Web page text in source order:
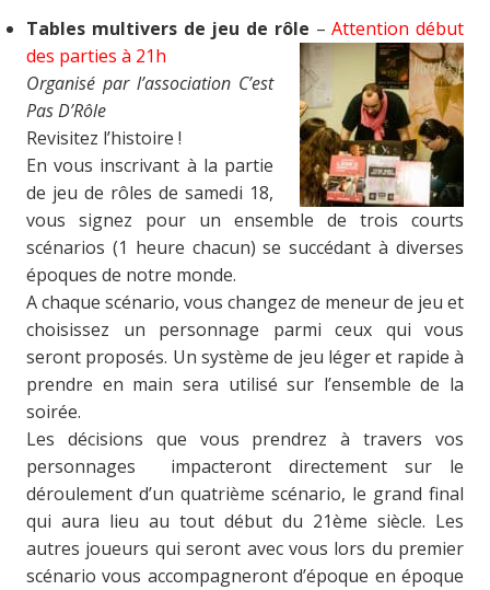
Tables multivers de jeu de rôle – Attention début
des parties à 21h
Organisé par l’association C’est
Pas D’Rôle
Revisitez l’histoire !
En vous inscrivant à la partie
de jeu de rôles de samedi 18,
vous signez pour un ensemble de trois courts
scénarios (1 heure chacun) se succédant à diverses
époques de notre monde.
A chaque scénario, vous changez de meneur de jeu et
choisissez un personnage parmi ceux qui vous
seront proposés. Un système de jeu léger et rapide à
prendre en main sera utilisé sur l’ensemble de la
soirée.
Les décisions que vous prendrez à travers vos
personnages impacteront directement sur le
déroulement d’un quatrième scénario, le grand final
qui aura lieu au tout début du 21ème siècle. Les
autres joueurs qui seront avec vous lors du premier
scénario vous accompagneront d’époque en époque